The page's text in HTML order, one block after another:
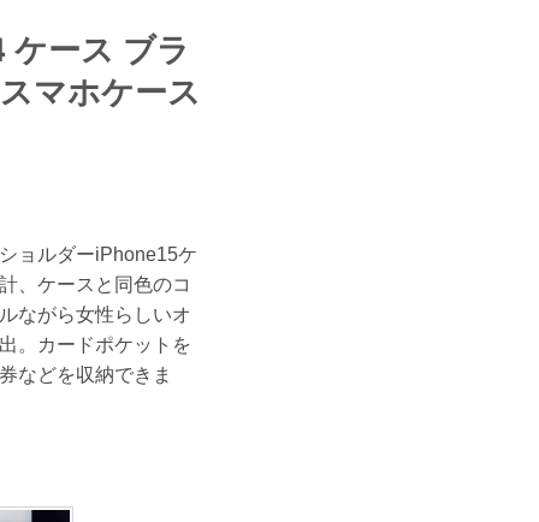
ース ブラ
マホケース
ョルダーiPhone15ケ
、ケースと同色のコ
ながら女性らしいオ
。カードポケットを
などを収納できま